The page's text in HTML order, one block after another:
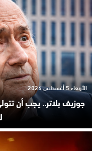
جوزيف بلاتر.. يجب أن
الأربعاء 5 أغسطس 2026